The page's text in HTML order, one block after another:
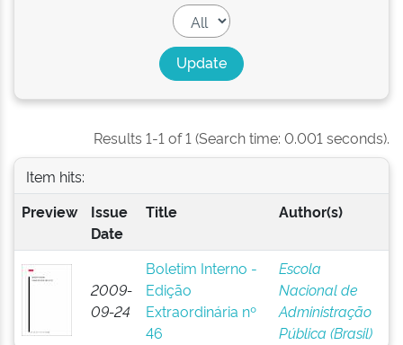
Results 1-1 of 1 (Search time: 0.001 seconds).
Item hits:
Preview
Issue
Date
Title Author(s)
2009-
09-24
Boletim Interno -
Edição
Extraordinária nº
46
Escola
Nacional de
Administração
Pública (Brasil)